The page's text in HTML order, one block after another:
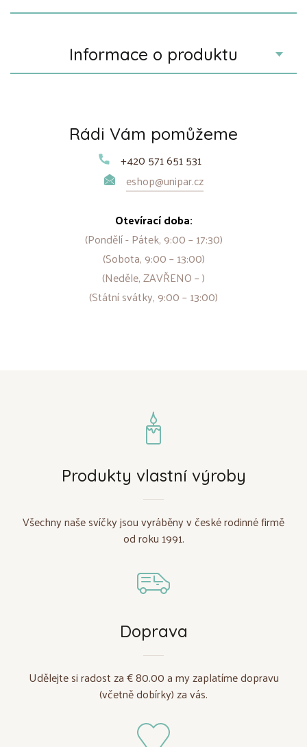
Informace o produktu
Rádi Vám pomůžeme
+420 571 651 531
eshop@unipar.cz
Otevírací doba:
(Pondělí - Pátek, 9:00 – 17:30)
(Sobota, 9:00 – 13:00)
(Neděle, ZAVŘENO – )
(Státní svátky, 9:00 – 13:00)
Produkty vlastní výroby
Všechny naše svíčky jsou vyráběny v české rodinné firmě
od roku 1991.
Doprava
Udělejte si radost za € 80.00 a my zaplatíme dopravu
(včetně dobírky) za vás.